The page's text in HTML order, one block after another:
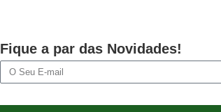
Fique a par das Novidades!